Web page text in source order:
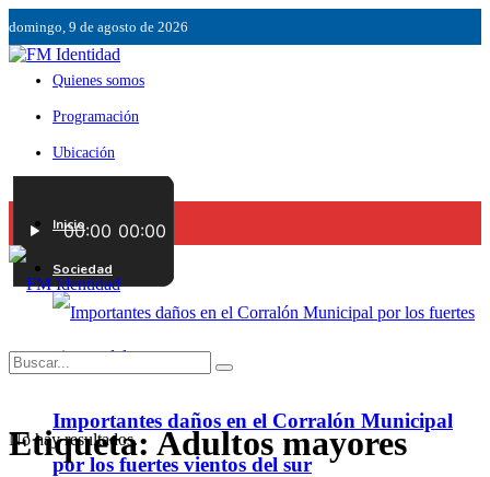
domingo, 9 de agosto de 2026
Quienes somos
Programación
Ubicación
Contáctenos
Inicio
Sociedad
Importantes daños en el Corralón Municipal
por los fuertes vientos del sur
No hay resultados.
Etiqueta:Adultos mayores